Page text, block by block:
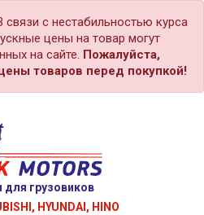
с нестабильностью курса
цены на товар могут
на сайте. Пожалуйста,
товаров перед покупкой!
для грузовиков
HYUNDAI, HINO